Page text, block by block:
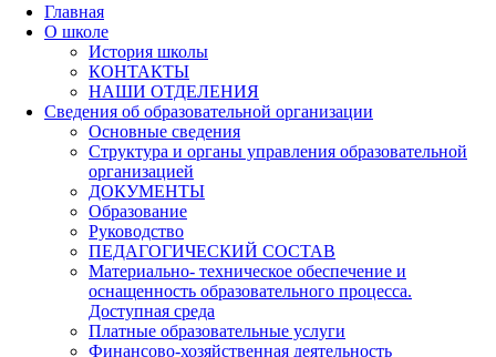
Главная
О школе
История школы
КОНТАКТЫ
НАШИ ОТДЕЛЕНИЯ
Сведения об образовательной организации
Основные сведения
Структура и органы управления образовательной
организацией
ДОКУМЕНТЫ
Образование
Руководство
ПЕДАГОГИЧЕСКИЙ СОСТАВ
Материально- техническое обеспечение и
оснащенность образовательного процесса.
Доступная среда
Платные образовательные услуги
Финансово-хозяйственная деятельность